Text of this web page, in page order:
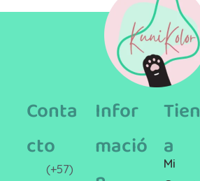
Conta
cto
(+57)
Infor
mació a
Mi